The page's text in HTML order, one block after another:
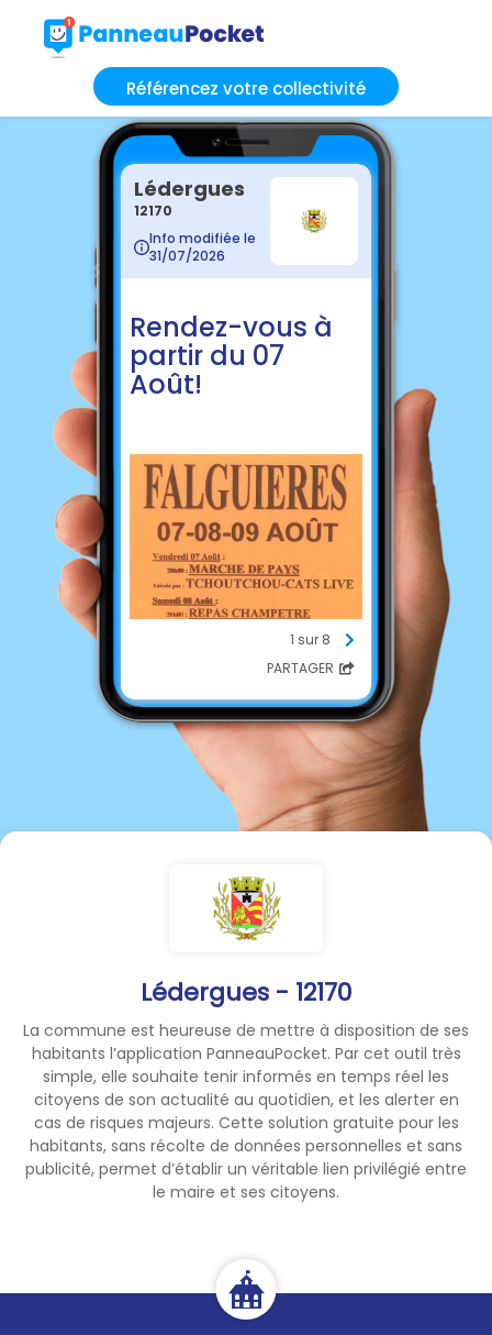
Référencez votre collectivité
Lédergues - 12170
La commune est heureuse de mettre à disposition de ses
habitants l’application PanneauPocket. Par cet outil très
simple, elle souhaite tenir informés en temps réel les
citoyens de son actualité au quotidien, et les alerter en
cas de risques majeurs. Cette solution gratuite pour les
habitants, sans récolte de données personnelles et sans
publicité, permet d’établir un véritable lien privilégié entre
le maire et ses citoyens.
Lédergues
12170
Info modifiée le
31/07/2026
Rendez-vous à
partir du 07
Août!
1 sur 8
PARTAGER